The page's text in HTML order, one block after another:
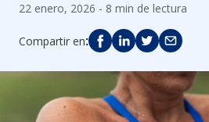
22 enero, 2026 - 8 min de lectura
Compartir en: